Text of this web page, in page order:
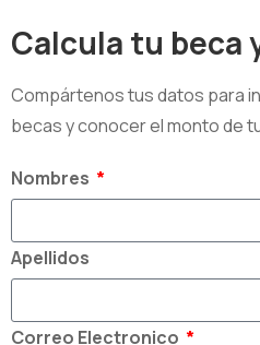
Calcula tu beca
Compártenos tus datos para
becas y conocer el monto de
Nombres
Apellidos
Correo Electronico